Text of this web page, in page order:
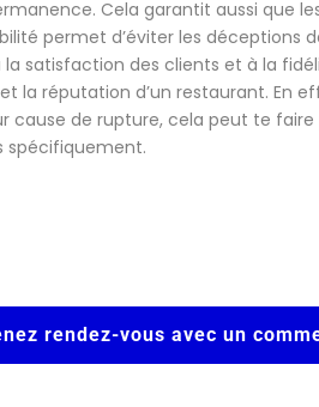
Cela garantit aussi que
permet d’éviter les déceptions
satisfaction des clients et à la
la réputation d’un restaurant. En
cause de rupture, cela peut te
spécifiquement.
rendez-vous avec un